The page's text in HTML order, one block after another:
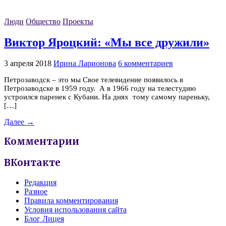
Люди Общество Проекты
Виктор Яроцкий: «Мы все дружили»
3 апреля 2018 Ирина Ларионова 6 комментариев
Петрозаводск – это мы Свое телевидение появилось в
Петрозаводске в 1959 году. А в 1966 году на телестудию
устроился паренек с Кубани. На днях тому самому пареньку,
[…]
Далее →
Комментарии
ВКонтакте
Редакция
Разное
Правила комментирования
Условия использования сайта
Блог Лицея